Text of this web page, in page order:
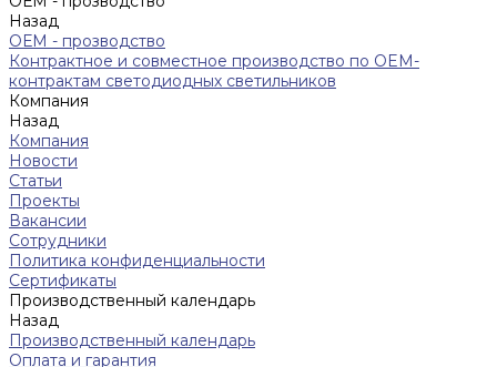
Назад
ОЕМ - прозводство
Контрактное и совместное производство по OEM-
контрактам светодиодных светильников
Компания
Назад
Компания
Новости
Статьи
Проекты
Вакансии
Сотрудники
Политика конфиденциальности
Сертификаты
Производственный календарь
Назад
Производственный календарь
Оплата и гарантия